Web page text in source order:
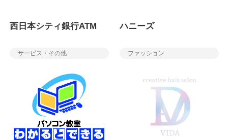
西日本シティ銀行ATM
サービス・その他
ハニーズ
ファッション